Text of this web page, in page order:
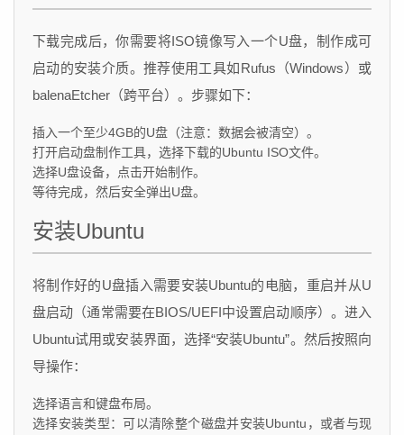
下载完成后，你需要将ISO镜像写入一个U盘，制作成可
启动的安装介质。推荐使用工具如Rufus（Windows）或
balenaEtcher（跨平台）。步骤如下：
插入一个至少4GB的U盘（注意：数据会被清空）。
打开启动盘制作工具，选择下载的Ubuntu ISO文件。
选择U盘设备，点击开始制作。
等待完成，然后安全弹出U盘。
安装Ubuntu
将制作好的U盘插入需要安装Ubuntu的电脑，重启并从U
盘启动（通常需要在BIOS/UEFI中设置启动顺序）。进入
Ubuntu试用或安装界面，选择“安装Ubuntu”。然后按照向
导操作：
选择语言和键盘布局。
选择安装类型：可以清除整个磁盘并安装Ubuntu，或者与现